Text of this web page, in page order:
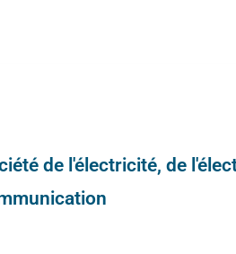
de l'électricité, de